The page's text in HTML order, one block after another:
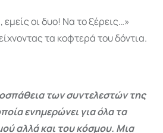
οι δυο! Να το ξέρεις…»
τα κοφτερά του δόντια.
των συντελεστών της
ενημερώνει για όλα τα
αλλά και του κόσμου. Μια